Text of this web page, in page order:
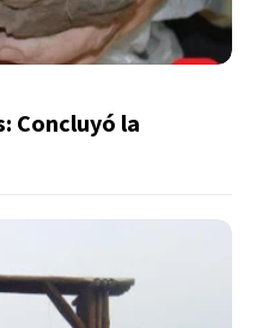
Concluyó la